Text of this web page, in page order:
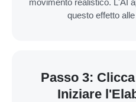
questo effetto
Passo 3:
Iniziare